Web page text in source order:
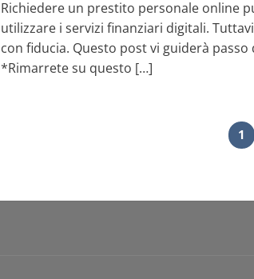
Richiedere un prestito personale online
utilizzare i servizi finanziari digitali.
con fiducia. Questo post vi guiderà
*Rimarrete su questo […]
1